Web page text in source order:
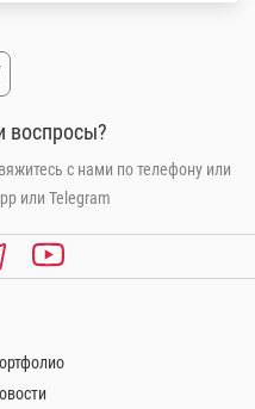
воспросы?
с нами по телефону или
или Telegram